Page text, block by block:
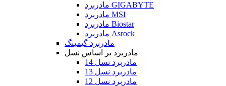
مادربرد GIGABYTE
مادربرد MSI
مادربرد Biostar
مادربرد Asrock
مادربرد گیمینگ
مادربرد بر اساس نسل
مادربرد نسل 14
مادربرد نسل 13
مادربرد نسل 12